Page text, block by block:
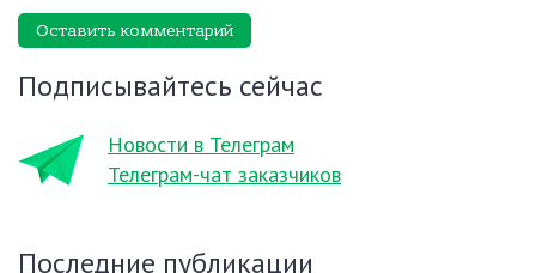
Оставить комментарий
Подписывайтесь сейчас
Новости в Телеграм
Телеграм-чат заказчиков
Последние публикации